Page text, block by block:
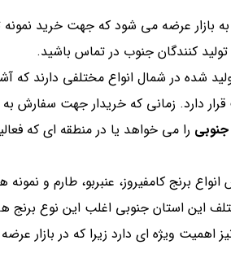
بازار عرضه می شود که جهت خرید نمونه
تولید کنندگان جنوب در تماس باشید.
شده در شمال انواع مختلفی دارند که
دارد. زمانی که خریدار جهت سفارش به
را می خواهد یا در منطقه ای که
انواع برنج کامفیروز، عنبربو، طارم و
این استان جنوبی اغلب این نوع برنج
اهمیت ویژه ای دارد زیرا که در بازار